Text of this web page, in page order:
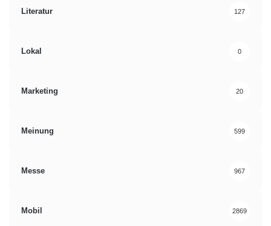
Literatur 127
Lokal 0
Marketing 20
Meinung 599
Messe 967
Mobil 2869